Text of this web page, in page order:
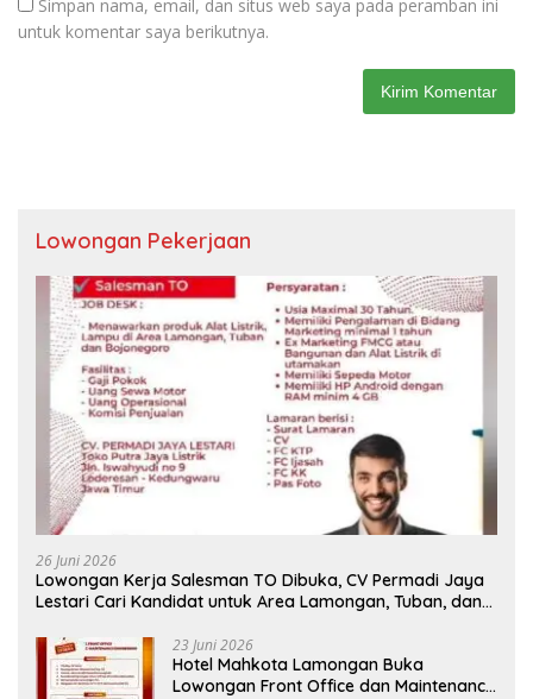
Simpan nama, email, dan situs web saya pada peramban ini
untuk komentar saya berikutnya.
Lowongan Pekerjaan
26 Juni 2026
Lowongan Kerja Salesman TO Dibuka, CV Permadi Jaya
Lestari Cari Kandidat untuk Area Lamongan, Tuban, dan
23 Juni 2026
Hotel Mahkota Lamongan Buka
Lowongan Front Office dan Maintenance